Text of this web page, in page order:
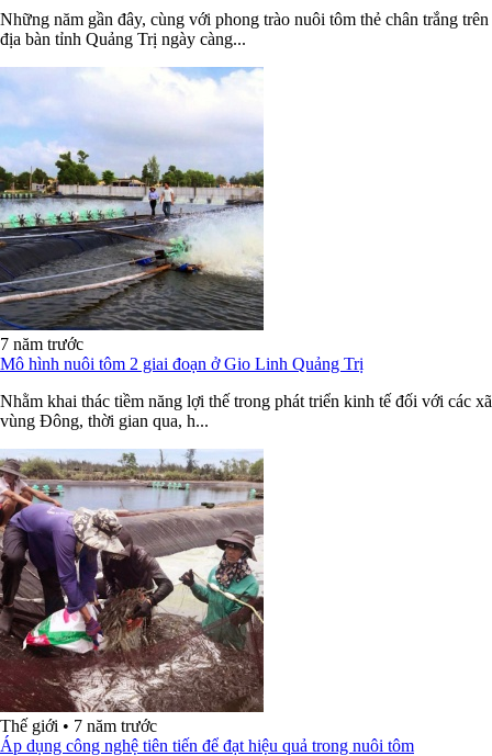
Những năm gần đây, cùng với phong trào nuôi tôm thẻ chân trắng trên
địa bàn tỉnh Quảng Trị ngày càng...
7 năm trước
Mô hình nuôi tôm 2 giai đoạn ở Gio Linh Quảng Trị
Nhằm khai thác tiềm năng lợi thế trong phát triển kinh tế đối với các xã
vùng Đông, thời gian qua, h...
Thế giới • 7 năm trước
Áp dụng công nghệ tiên tiến để đạt hiệu quả trong nuôi tôm